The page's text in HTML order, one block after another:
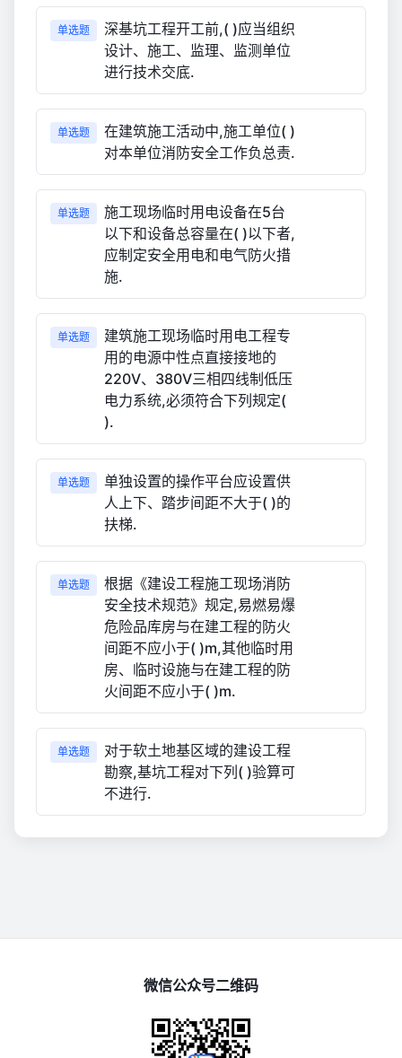
单选题
深基坑工程开工前,( )应当组织
设计、施工、监理、监测单位
进行技术交底.
单选题
在建筑施工活动中,施工单位( )
对本单位消防安全工作负总责.
单选题
施工现场临时用电设备在5台
以下和设备总容量在( )以下者,
应制定安全用电和电气防火措
施.
单选题
建筑施工现场临时用电工程专
用的电源中性点直接接地的
220V、380V三相四线制低压
电力系统,必须符合下列规定(
).
单选题
单独设置的操作平台应设置供
人上下、踏步间距不大于( )的
扶梯.
单选题
根据《建设工程施工现场消防
安全技术规范》规定,易燃易爆
危险品库房与在建工程的防火
间距不应小于( )m,其他临时用
房、临时设施与在建工程的防
火间距不应小于( )m.
单选题
对于软土地基区域的建设工程
勘察,基坑工程对下列( )验算可
不进行.
微信公众号二维码